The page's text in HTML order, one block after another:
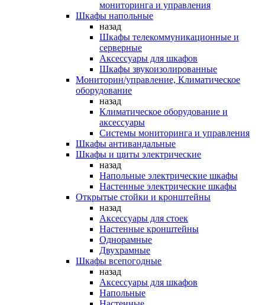
мониторинга и управления
Шкафы напольные
назад
Шкафы телекоммуникационные и
серверные
Аксессуары для шкафов
Шкафы звукоизолированные
Мониторин/управление, Климатическое
оборудование
назад
Климатическое оборудование и
аксессуары
Системы мониторинга и управления
Шкафы антивандальные
Шкафы и щиты электрические
назад
Напольные электрические шкафы
Настенные электрические шкафы
Открытые стойки и кронштейны
назад
Аксессуары для стоек
Настенные кронштейны
Однорамные
Двухрамные
Шкафы всепогодные
назад
Аксессуары для шкафов
Напольные